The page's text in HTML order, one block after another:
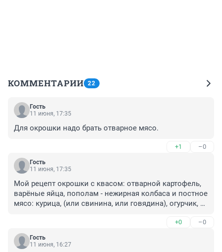
КОММЕНТАРИИ 22
Гость
11 июня, 17:35
Для окрошки надо брать отварное мясо.
+1 –0
Гость
11 июня, 17:35
Мой рецепт окрошки с квасом: отварной картофель,
варёные яйца, пополам - нежирная колбаса и постное
мясо: курица, (или свинина, или говядина), огурчик,
сметана+майонез+горчица, добавлять в тарелку,
каждому по вкусу. Тщательно перемешать! = БОМБА!!
+0 –0
Гость
11 июня, 16:27